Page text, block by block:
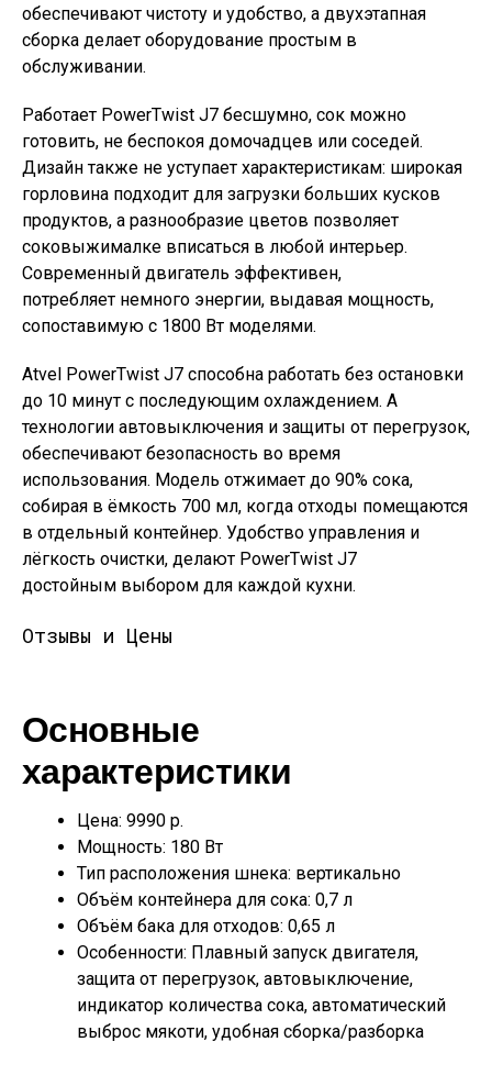
обеспечивают чистоту и удобство, а двухэтапная
сборка делает оборудование простым в
обслуживании.
Работает PowerTwist J7 бесшумно, сок можно
готовить, не беспокоя домочадцев или соседей.
Дизайн также не уступает характеристикам: широкая
горловина подходит для загрузки больших кусков
продуктов, а разнообразие цветов позволяет
соковыжималке вписаться в любой интерьер.
Современный двигатель эффективен,
потребляет немного энергии, выдавая мощность,
сопоставимую с 1800 Вт моделями.
Atvel PowerTwist J7 способна работать без остановки
до 10 минут с последующим охлаждением. А
технологии автовыключения и защиты от перегрузок,
обеспечивают безопасность во время
использования. Модель отжимает до 90% сока,
собирая в ёмкость 700 мл, когда отходы помещаются
в отдельный контейнер. Удобство управления и
лёгкость очистки, делают PowerTwist J7
достойным выбором для каждой кухни.
Отзывы и Цены
Основные
характеристики
Цена: 9990 р.
Мощность: 180 Вт
Тип расположения шнека: вертикально
Объём контейнера для сока: 0,7 л
Объём бака для отходов: 0,65 л
Особенности: Плавный запуск двигателя,
защита от перегрузок, автовыключение,
индикатор количества сока, автоматический
выброс мякоти, удобная сборка/разборка